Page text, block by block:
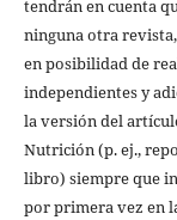
tendrán en cuenta
ninguna otra
en posibilidad de
independientes y
la versión del
Nutrición (p. ej.,
libro) siempre que
por primera vez en